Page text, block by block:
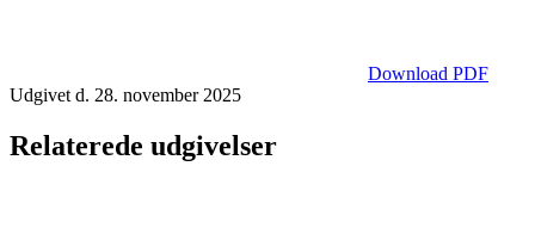
Download PDF
Udgivet d. 28. november 2025
Relaterede udgivelser